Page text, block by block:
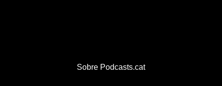
Sobre Podcasts.cat